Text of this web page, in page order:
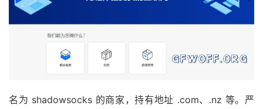
名为 shadowsocks 的商家，持有地址 .com、.nz 等。严